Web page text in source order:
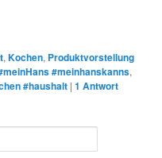
,Kochen, Produktvorstellung
#meinhanskanns,
#haushalt |1 Antwort